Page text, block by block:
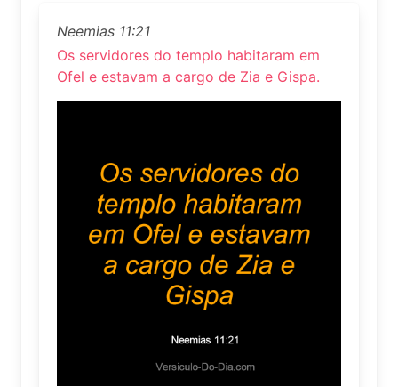
Neemias 11:21
Os servidores do templo habitaram em
Ofel e estavam a cargo de Zia e Gispa.